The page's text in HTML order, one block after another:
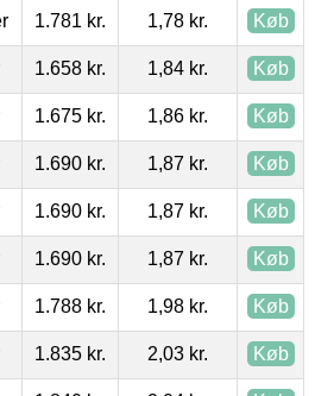
1.781 kr. 1,78 kr. Køb
1.658 kr. 1,84 kr. Køb
1.675 kr. 1,86 kr. Køb
1.690 kr. 1,87 kr. Køb
1.690 kr. 1,87 kr. Køb
1.690 kr. 1,87 kr. Køb
1.788 kr. 1,98 kr. Køb
1.835 kr. 2,03 kr. Køb